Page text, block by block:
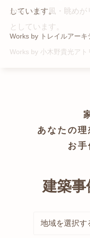
から、光・風・眺めが
としています。
Works by 小木野貴光アト
しています。
Works by トレイルアー
あなたの
お手
建築事